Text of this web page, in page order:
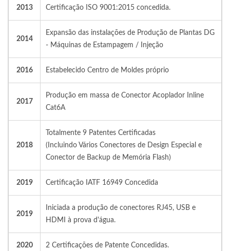
2013 Certificação ISO 9001:2015 concedida.
2014
Expansão das instalações de Produção de Plantas DG
- Máquinas de Estampagem / Injeção
2016 Estabelecido Centro de Moldes próprio
2017
Produção em massa de Conector Acoplador Inline
Cat6A
2018
Totalmente 9 Patentes Certificadas
(Incluindo Vários Conectores de Design Especial e
Conector de Backup de Memória Flash)
2019 Certificação IATF 16949 Concedida
2019
Iniciada a produção de conectores RJ45, USB e
HDMI à prova d'água.
2020 2 Certificações de Patente Concedidas.